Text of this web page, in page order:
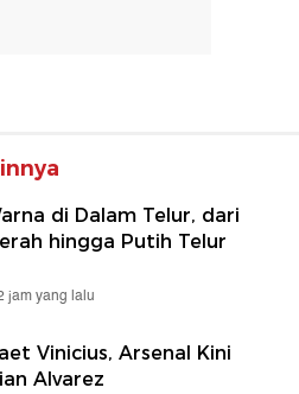
di Dalam Telur, dari
hingga Putih Telur
jam yang lalu
Vinicius, Arsenal Kini
Alvarez